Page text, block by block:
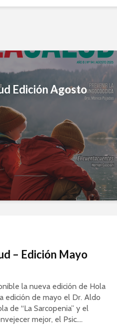
Edición Agosto
– Edición Mayo
la nueva edición de Hola
edición de mayo el Dr. Aldo
de “La Sarcopenia” y el
mejor, el Psic....